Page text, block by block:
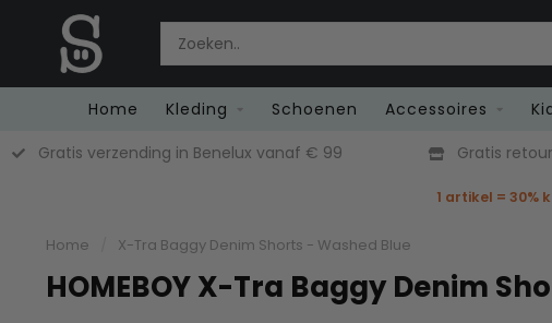
Home Kleding Schoenen Accessoires
Gratis verzending in Benelux vanaf € 99
Gratis
1 artikel = 30%
Home X-Tra Baggy Denim Shorts - Washed Blue
HOMEBOY X-Tra Baggy Denim